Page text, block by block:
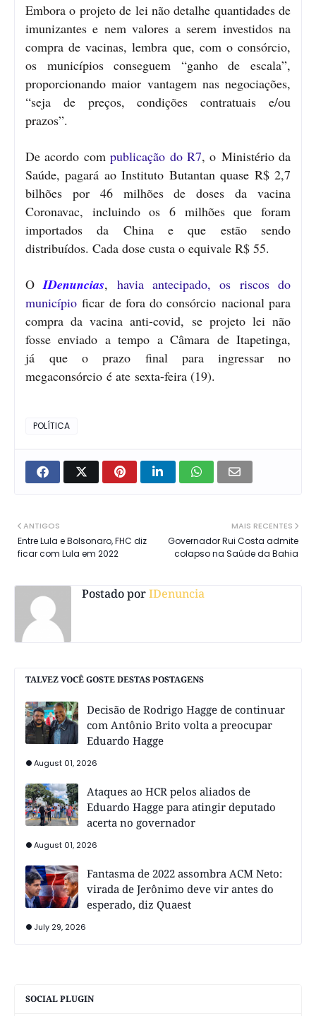
Embora o projeto de lei não detalhe quantidades de
imunizantes e nem valores a serem investidos na
compra de vacinas, lembra que, com o consórcio,
os municípios conseguem “ganho de escala”,
proporcionando maior vantagem nas negociações,
“seja de preços, condições contratuais e/ou
prazos”.
De acordo compublicação do R7, o Ministério da
Saúde, pagará ao Instituto Butantan quase R$ 2,7
bilhões por 46 milhões de doses da vacina
Coronavac, incluindo os 6 milhões que foram
importados da China e que estão sendo
distribuídos. Cada dose custa o equivale R$ 55.
OIDenuncias, havia antecipado, os riscos do
município ficar de fora do consórcio nacional para
compra da vacina anti-covid, se projeto lei não
fosse enviado a tempo a Câmara de Itapetinga,
já que o prazo final para ingressar no
megaconsórcio é ate sexta-feira (19).
POLÍTICA
MAIS RECENTES
Governador Rui Costa admite
colapso na Saúde da Bahia
ANTIGOS
Entre Lula e Bolsonaro, FHC diz
ficar com Lula em 2022
Postado porIDenuncia
TALVEZ VOCÊ GOSTE DESTAS POSTAGENS
Decisão de Rodrigo Hagge de continuar
com Antônio Brito volta a preocupar
Eduardo Hagge
August 01, 2026
Ataques ao HCR pelos aliados de
Eduardo Hagge para atingir deputado
acerta no governador
August 01, 2026
Fantasma de 2022 assombra ACM Neto:
virada de Jerônimo deve vir antes do
esperado, diz Quaest
July 29, 2026
SOCIAL PLUGIN